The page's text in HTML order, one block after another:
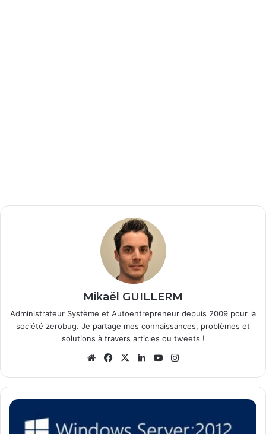
Mikaël GUILLERM
Administrateur Système et Autoentrepreneur depuis 2009 pour la
société zerobug. Je partage mes connaissances, problèmes et
solutions à travers articles ou tweets !
We
te
Fa
bo
ok
X
Lin
din
Yo
ub
e
ra
m
W